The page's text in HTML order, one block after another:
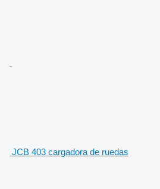
JCB 403 cargadora de ruedas